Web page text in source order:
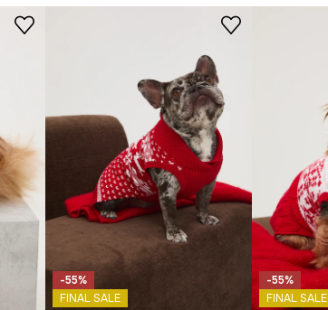
koty - do ok. 4,5 kg.
tzu, pudel
koty - do ok. 7 kg.
10 kg.
ok. 25 kg.
-55%
FINAL SALE
-55%
FINAL SALE